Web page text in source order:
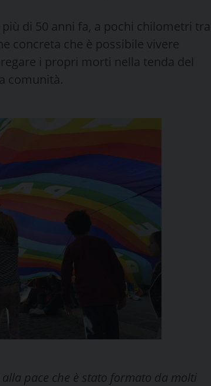
di 50 anni fa, a pochi chilometri tra
concreta che è possibile vivere
i propri morti nella tenda del
comunità.
pace che è stato formato da molti